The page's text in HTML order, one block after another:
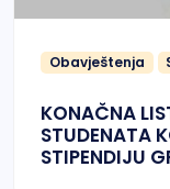
Obavještenja
KONAČNA
STUDENATA
STIPENDIJU